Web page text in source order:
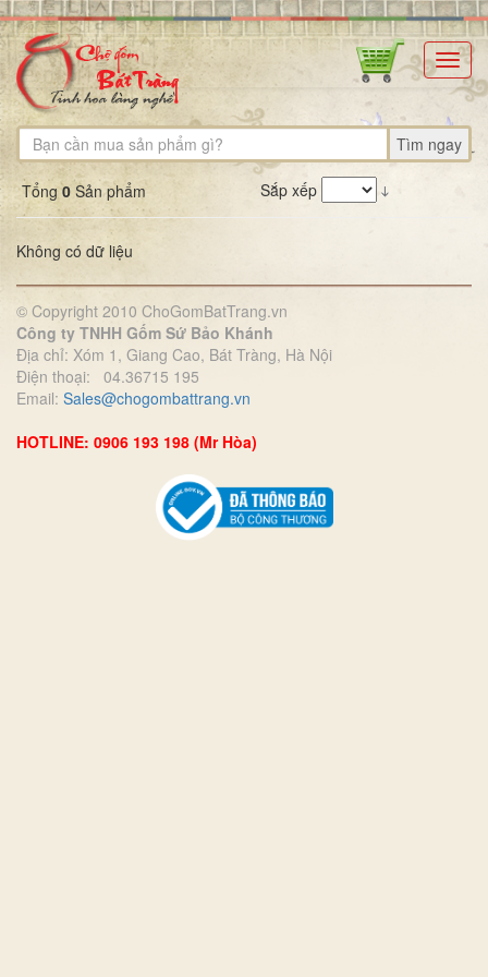
Tìm ngay
Tổng0 Sản phẩm Sắp xếp
Không có dữ liệu
© Copyright 2010 ChoGomBatTrang.vn
Công ty TNHH Gốm Sứ Bảo Khánh
Địa chỉ: Xóm 1, Giang Cao, Bát Tràng, Hà Nội
Điện thoại: 04.36715 195
Email: Sales@chogombattrang.vn
HOTLINE: 0906 193 198 (Mr Hòa)